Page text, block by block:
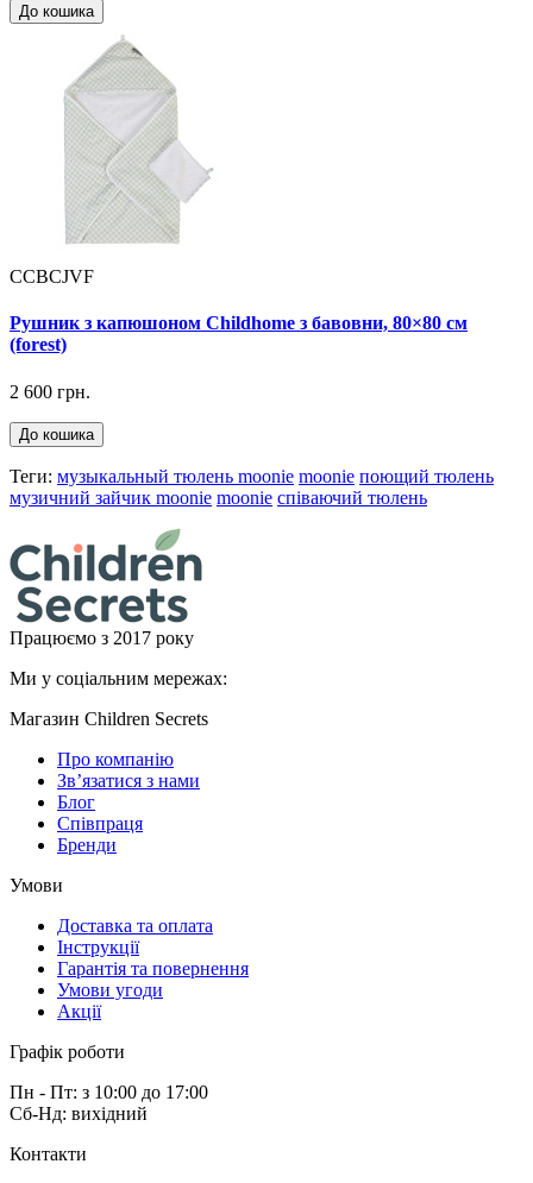
До кошика
CCBCJVF
Рушник з капюшоном Childhome з бавовни, 80×80 см
(forest)
2 600 грн.
До кошика
Теги: музыкальный тюлень moonie moonie поющий тюлень
музичний зайчик moonie moonie співаючий тюлень
Працюємо з 2017 року
Ми у соціальним мережах:
Магазин Children Secrets
Про компанію
Зв’язатися з нами
Блог
Співпраця
Бренди
Умови
Доставка та оплата
Інструкції
Гарантія та повернення
Умови угоди
Акції
Графік роботи
Пн - Пт: з 10:00 до 17:00
Сб-Нд: вихідний
Контакти